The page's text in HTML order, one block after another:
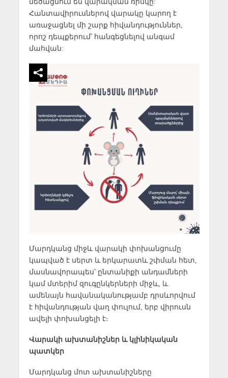
մեծացնում են վարակման ռիսկը:
Հանտավիրուսներով վարակը կարող է
առաջացնել մի շարք հիվանդություններ,
որոշ դեպքերում՝ հանգեցնելով անգամ
մահվան:
Մարդկանց միջև վարակի փոխանցումը
կապված է սերտ և երկարատև շփման հետ,
մասնավորապես՝ ընտանիքի անդամների
կամ մտերիմ զուգընկերների միջև, և
ամենայն հավանականությամբ դրսևորվում
է հիվանդության վաղ փուլում, երբ վիրուսն
ավելի փոխանցելի է։
Վարակի ախտանիշներ և կլինիկական
պատկեր
Մարդկանց մոտ ախտանիշները